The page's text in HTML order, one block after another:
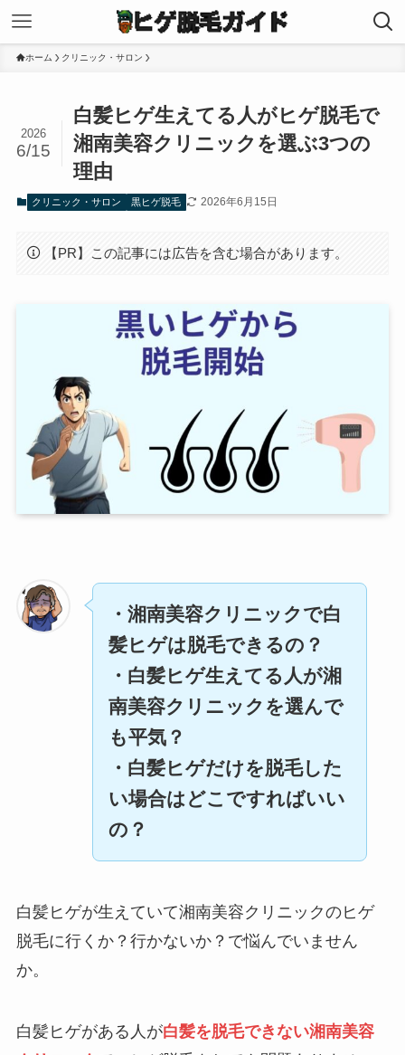
ホーム クリニック・サロン
白髪ヒゲ生えてる人がヒゲ脱毛で
湘南美容クリニックを選ぶ3つの
理由
2026
6/15
クリニック・サロン 黒ヒゲ脱毛 2026年6月15日
【PR】この記事には広告を含む場合があります。
・湘南美容クリニックで白
髪ヒゲは脱毛できるの？
・白髪ヒゲ生えてる人が湘
南美容クリニックを選んで
も平気？
・白髪ヒゲだけを脱毛した
い場合はどこですればいい
の？
白髪ヒゲが生えていて湘南美容クリニックのヒゲ
脱毛に行くか？行かないか？で悩んでいません
か。
白髪ヒゲがある人が白髪を脱毛できない湘南美容